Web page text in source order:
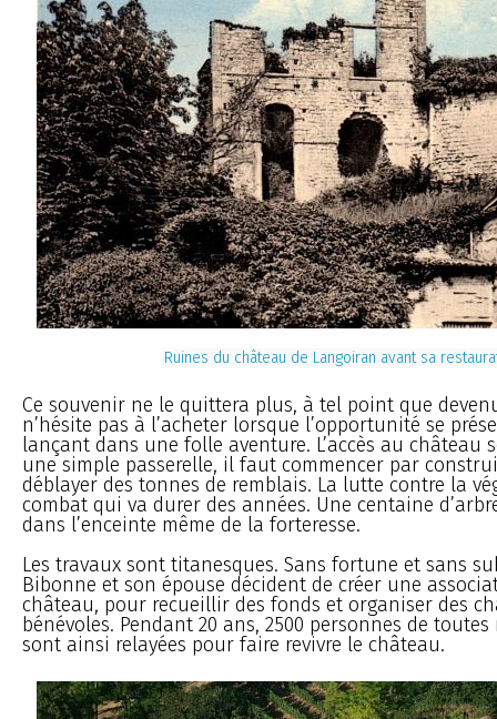
Ruines du château de Langoiran avant sa
Ce souvenir ne le quittera plus, à tel point que
n’hésite pas à l’acheter lorsque l’opportunité se
lançant dans une folle aventure. L’accès au château
une simple passerelle, il faut commencer par
déblayer des tonnes de remblais. La lutte contre la
combat qui va durer des années. Une centaine
dans l’enceinte même de la forteresse.
Les travaux sont titanesques. Sans fortune et sans
Bibonne et son épouse décident de créer une
château, pour recueillir des fonds et organiser des
bénévoles. Pendant 20 ans, 2500 personnes de
sont ainsi relayées pour faire revivre le château.